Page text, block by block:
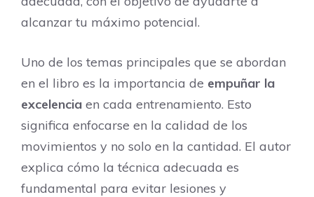
alcanzar tu máximo potencial.
Uno de los temas principales que se abordan
en el libro es la importancia de empuñar la
excelencia en cada entrenamiento. Esto
significa enfocarse en la calidad de los
movimientos y no solo en la cantidad. El autor
explica cómo la técnica adecuada es
fundamental para evitar lesiones y